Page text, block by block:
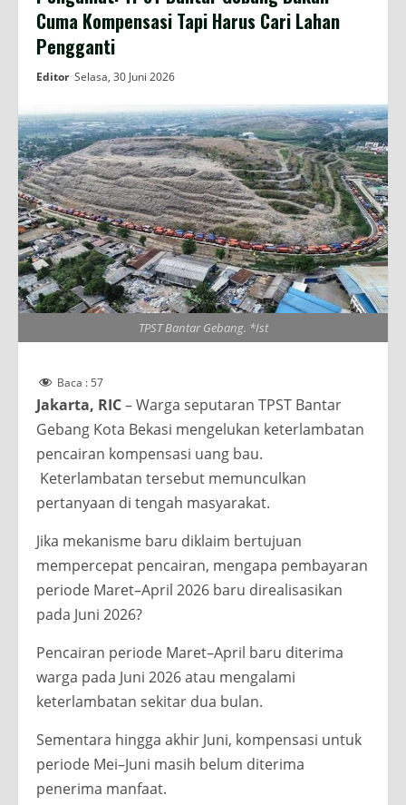
Cuma Kompensasi Tapi Harus Cari Lahan
Pengganti
Editor Selasa, 30 Juni 2026
TPST Bantar Gebang. *Ist
Baca : 57
Jakarta, RIC– Warga seputaran TPST Bantar
Gebang Kota Bekasi mengelukan keterlambatan
pencairan kompensasi uang bau.
Keterlambatan tersebut memunculkan
pertanyaan di tengah masyarakat.
Jika mekanisme baru diklaim bertujuan
mempercepat pencairan, mengapa pembayaran
periode Maret–April 2026 baru direalisasikan
pada Juni 2026?
Pencairan periode Maret–April baru diterima
warga pada Juni 2026 atau mengalami
keterlambatan sekitar dua bulan.
Sementara hingga akhir Juni, kompensasi untuk
periode Mei–Juni masih belum diterima
penerima manfaat.